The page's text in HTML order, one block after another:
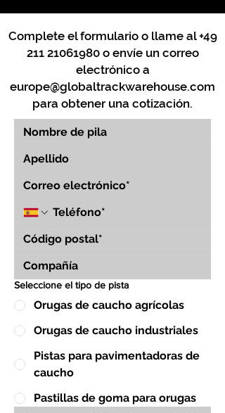
Complete el formulario o llame al+49
211 21061980o envíe un correo
electrónico a
europe@globaltrackwarehouse.com
para obtener una cotización.
Seleccione el tipo de pista
Orugas de caucho agrícolas
Orugas de caucho industriales
Pistas para pavimentadoras de
caucho
Pastillas de goma para orugas